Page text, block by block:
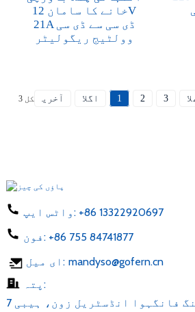
خانے کا سامان 12V
21A ڈی سی سے ڈی سی
وولٹیج ریگولیٹر
1 2 3 اگلا آخری کل 3
واٹس ایپ: +86 13322920697
فون: +86 755 84741877
ای میل: mandyso@gofern.cn
پتہ:
7 فلور، یونٹ 1، جِنگ فانگہوا انڈسٹریل زون، ہیبی